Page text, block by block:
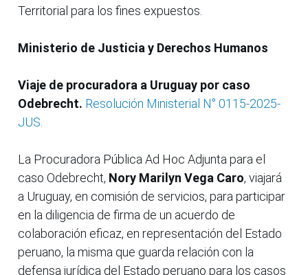
Territorial para los fines expuestos.
Ministerio de Justicia y Derechos Humanos
Viaje de procuradora a Uruguay por caso
Odebrecht. Resolución Ministerial N° 0115-2025-
JUS.
La Procuradora Pública Ad Hoc Adjunta para el
caso Odebrecht, Nory Marilyn Vega Caro, viajará
a Uruguay, en comisión de servicios, para participar
en la diligencia de firma de un acuerdo de
colaboración eficaz, en representación del Estado
peruano, la misma que guarda relación con la
defensa jurídica del Estado peruano para los casos